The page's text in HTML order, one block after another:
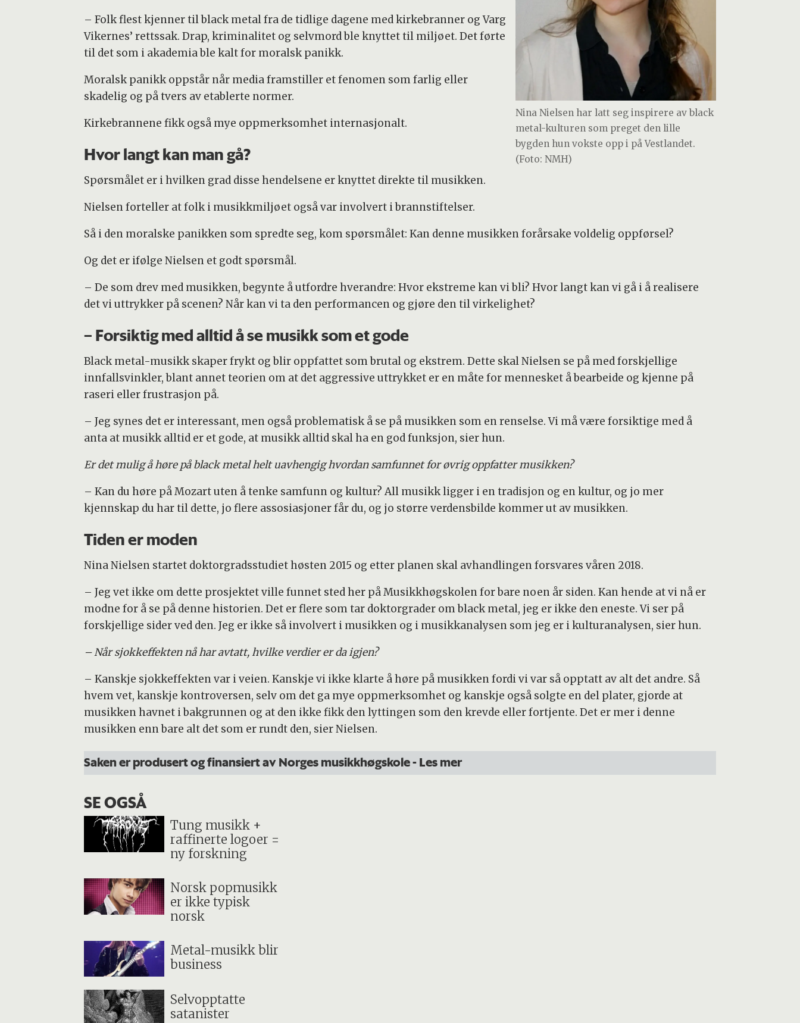
Nina Nielsen har latt seg inspirere av black
metal-kulturen som preget den lille
bygden hun vokste opp i på Vestlandet.
(Foto: NMH)
– Folk flest kjenner til black metal fra de tidlige dagene med kirkebranner og Varg
Vikernes’ rettssak. Drap, kriminalitet og selvmord ble knyttet til miljøet. Det førte
til det som i akademia ble kalt for moralsk panikk.
Moralsk panikk oppstår når media framstiller et fenomen som farlig eller
skadelig og på tvers av etablerte normer.
Kirkebrannene fikk også mye oppmerksomhet internasjonalt.
Hvor langt kan man gå?
Spørsmålet er i hvilken grad disse hendelsene er knyttet direkte til musikken.
Nielsen forteller at folk i musikkmiljøet også var involvert i brannstiftelser.
Så i den moralske panikken som spredte seg, kom spørsmålet: Kan denne musikken forårsake voldelig oppførsel?
Og det er ifølge Nielsen et godt spørsmål.
– De som drev med musikken, begynte å utfordre hverandre: Hvor ekstreme kan vi bli? Hvor langt kan vi gå i å realisere
det vi uttrykker på scenen? Når kan vi ta den performancen og gjøre den til virkelighet?
– Forsiktig med alltid å se musikk som et gode
Black metal-musikk skaper frykt og blir oppfattet som brutal og ekstrem. Dette skal Nielsen se på med forskjellige
innfallsvinkler, blant annet teorien om at det aggressive uttrykket er en måte for mennesket å bearbeide og kjenne på
raseri eller frustrasjon på.
– Jeg synes det er interessant, men også problematisk å se på musikken som en renselse. Vi må være forsiktige med å
anta at musikk alltid er et gode, at musikk alltid skal ha en god funksjon, sier hun.
Er det mulig å høre på black metal helt uavhengig hvordan samfunnet for øvrig oppfatter musikken?
– Kan du høre på Mozart uten å tenke samfunn og kultur? All musikk ligger i en tradisjon og en kultur, og jo mer
kjennskap du har til dette, jo flere assosiasjoner får du, og jo større verdensbilde kommer ut av musikken.
Tiden er moden
Nina Nielsen startet doktorgradsstudiet høsten 2015 og etter planen skal avhandlingen forsvares våren 2018.
– Jeg vet ikke om dette prosjektet ville funnet sted her på Musikkhøgskolen for bare noen år siden. Kan hende at vi nå er
modne for å se på denne historien. Det er flere som tar doktorgrader om black metal, jeg er ikke den eneste. Vi ser på
forskjellige sider ved den. Jeg er ikke så involvert i musikken og i musikkanalysen som jeg er i kulturanalysen, sier hun.
– Når sjokkeffekten nå har avtatt, hvilke verdier er da igjen?
– Kanskje sjokkeffekten var i veien. Kanskje vi ikke klarte å høre på musikken fordi vi var så opptatt av alt det andre. Så
hvem vet, kanskje kontroversen, selv om det ga mye oppmerksomhet og kanskje også solgte en del plater, gjorde at
musikken havnet i bakgrunnen og at den ikke fikk den lyttingen som den krevde eller fortjente. Det er mer i denne
musikken enn bare alt det som er rundt den, sier Nielsen.
Saken er produsert og finansiert av Norges musikkhøgskole- Les mer
SE OGSÅ
Tung musikk +
raffinerte logoer =
ny forskning
Norsk popmusikk
er ikke typisk
norsk
Metal-musikk blir
business
Selvopptatte
satanister